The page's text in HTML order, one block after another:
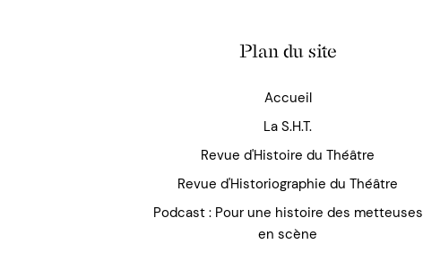
Plan du site
Accueil
La S.H.T.
Revue d'Histoire du Théâtre
Revue d'Historiographie du Théâtre
Podcast : Pour une histoire des metteuses
en scène